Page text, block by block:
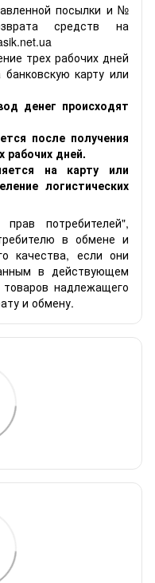
посылки и №
средств на
трех рабочих дней
карту или
денег происходят
после получения
рабочих дней.
на карту или
логистических
потребителей",
в обмене и
качества, если они
в действующем
надлежащего
и обмену.